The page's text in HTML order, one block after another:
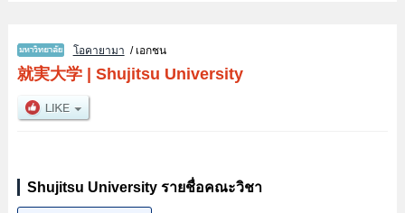
โอคายามา / เอกชน
就実大学| Shujitsu University
Shujitsu University รายชื่อคณะวิชา